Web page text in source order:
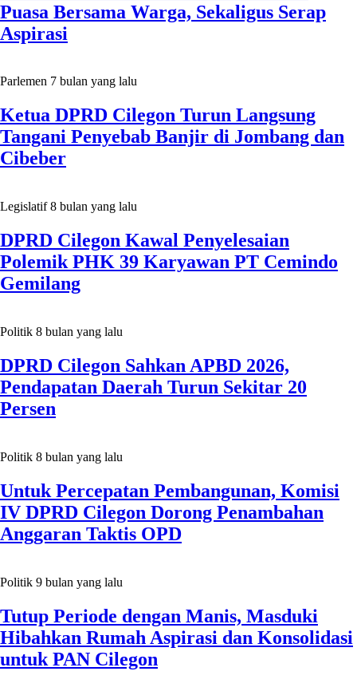
Puasa Bersama Warga, Sekaligus Serap
Aspirasi
Parlemen 7 bulan yang lalu
Ketua DPRD Cilegon Turun Langsung
Tangani Penyebab Banjir di Jombang dan
Cibeber
Legislatif 8 bulan yang lalu
DPRD Cilegon Kawal Penyelesaian
Polemik PHK 39 Karyawan PT Cemindo
Gemilang
Politik 8 bulan yang lalu
DPRD Cilegon Sahkan APBD 2026,
Pendapatan Daerah Turun Sekitar 20
Persen
Politik 8 bulan yang lalu
Untuk Percepatan Pembangunan, Komisi
IV DPRD Cilegon Dorong Penambahan
Anggaran Taktis OPD
Politik 9 bulan yang lalu
Tutup Periode dengan Manis, Masduki
Hibahkan Rumah Aspirasi dan Konsolidasi
untuk PAN Cilegon